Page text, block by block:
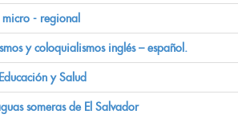
- regional
y coloquialismos inglés – español.
y Salud
someras de El Salvador